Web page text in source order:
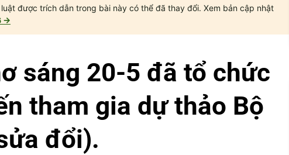
được trích dẫn trong bài này có thể đã thay đổi. Xem bản cập nhật
→
sáng 20-5 đã tổ chức
tham gia dự thảo Bộ
đổi).